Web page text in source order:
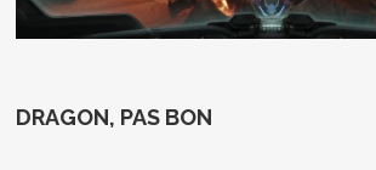
DRAGON, PAS BON